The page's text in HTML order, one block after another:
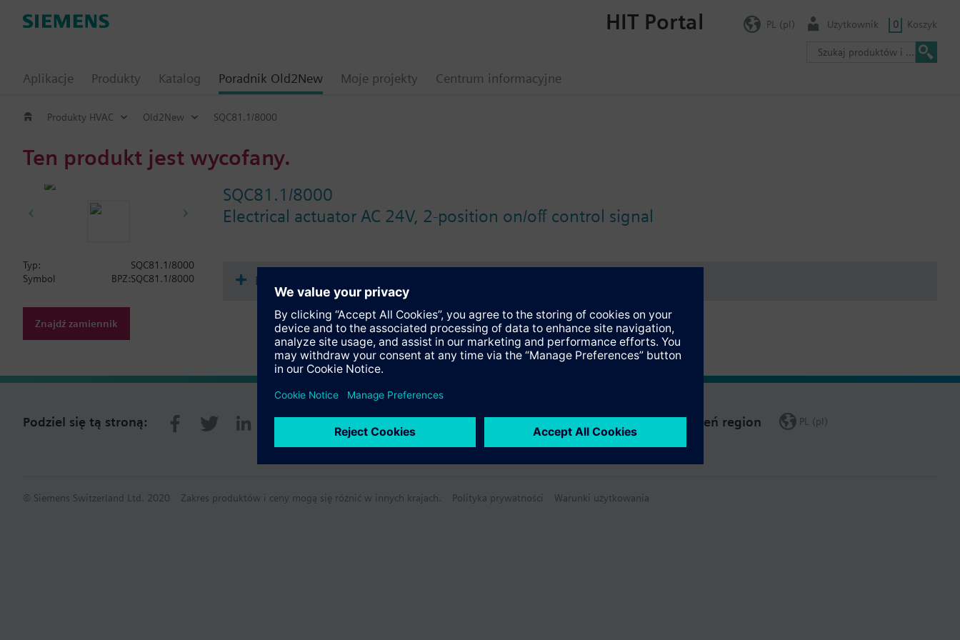
Aplikacje Produkty Katalog Poradnik Old2New Moje projekty Centrum informacyjne
HIT Portal PL (pl) Użytkownik 0 Koszyk
Produkty HVAC Old2New SQC81.1/8000
Ten produkt jest wycofany.
SQC81.1/8000
Electrical actuator AC 24V, 2-position on/off control signal
Typ:
SQC81.1/8000
Symbol
BPZ:SQC81.1/8000
Znajdź zamiennik
Dokumenty
Podziel się tą stroną: Zmień region PL (pl)
© Siemens Switzerland Ltd. 2020 Zakres produktów i ceny mogą się różnić w innych krajach. Polityka prywatności Warunki użytkowania